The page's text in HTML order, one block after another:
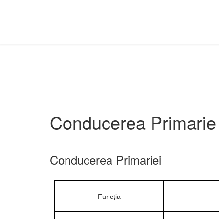
Conducerea Primarie
Conducerea Primariei
Funcția